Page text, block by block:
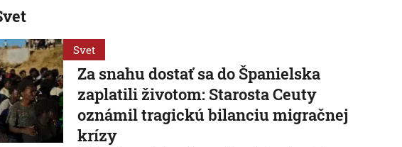
Svet
Za snahu dostať sa do Španielska
zaplatili životom: Starosta Ceuty
oznámil tragickú bilanciu migračnej
krízy